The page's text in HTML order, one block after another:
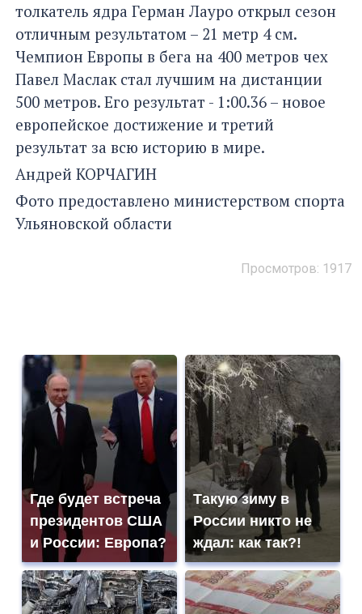
толкатель ядра Герман Лауро открыл сезон
отличным результатом – 21 метр 4 см.
Чемпион Европы в бега на 400 метров чех
Павел Маслак стал лучшим на дистанции
500 метров. Его результат - 1:00.36 – новое
европейское достижение и третий
результат за всю историю в мире.
Андрей КОРЧАГИН
Фото предоставлено министерством спорта
Ульяновской области
Просмотров: 1917
Где будет встреча
президентов США
и России: Европа?
Такую зиму в
России никто не
ждал: как так?!